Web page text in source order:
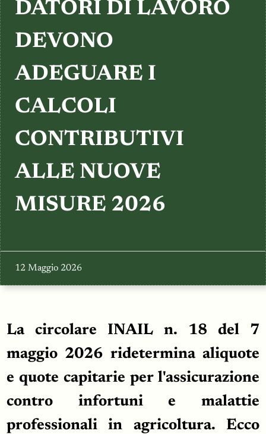
TESTIMONIANZE
DATORI DI LAVORO
DEVONO
ADEGUARE I
CALCOLI
CONTRIBUTIVI
ALLE NUOVE
MISURE 2026
12 Maggio 2026
La circolare INAIL n. 18 del 7
maggio 2026 ridetermina aliquote
e quote capitarie per l'assicurazione
contro infortuni e malattie
professionali in agricoltura. Ecco